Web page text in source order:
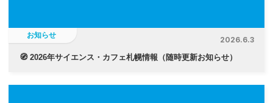
お知らせ
2026.6.3
🧭 2026年サイエンス・カフェ札幌情報（随時更新お知らせ）